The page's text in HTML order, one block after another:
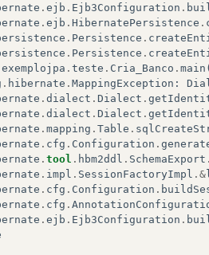
. ejb . Ejb3Configuration .
. ejb . HibernatePersistence .
. Persistence .
. Persistence .
exemplojpa . teste . Cria_Banco . main
. hibernate . MappingException :
. dialect . Dialect .
. dialect . Dialect .
. mapping . Table .
. cfg . Configuration .
. tool . hbm2ddl . SchemaExport
. impl . SessionFactoryImpl .&
. cfg . Configuration .
. cfg .
. ejb . Ejb3Configuration .